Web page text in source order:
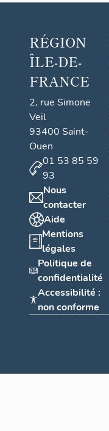
RÉGION
ÎLE-DE-
FRANCE
2, rue Simone
Veil
93400 Saint-
Ouen
01 53 85 59
93
Nous
contacter
Aide
Mentions
légales
Politique de
confidentialité
Accessibilité :
non conforme